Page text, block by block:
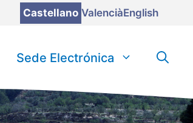
Castellano ValenciàEnglish
Sede Electrónica